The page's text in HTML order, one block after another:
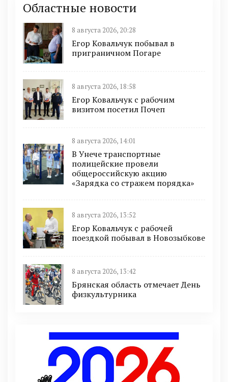
Областные новости
8 августа 2026, 20:28
Егор Ковальчук побывал в
приграничном Погаре
8 августа 2026, 18:58
Егор Ковальчук с рабочим
визитом посетил Почеп
8 августа 2026, 14:01
В Унече транспортные
полицейские провели
общероссийскую акцию
«Зарядка со стражем порядка»
8 августа 2026, 13:52
Егор Ковальчук с рабочей
поездкой побывал в Новозыбкове
8 августа 2026, 13:42
Брянская область отмечает День
физкультурника